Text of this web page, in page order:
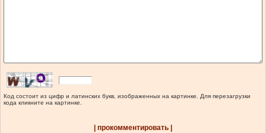
Код состоит из цифр и латинских букв, изображенных на картинке. Для перезагрузки
кода кликните на картинке.
| прокомментировать |